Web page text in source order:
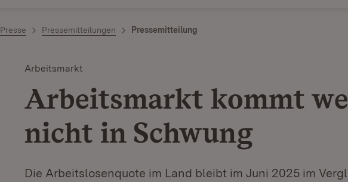
Presse Pressemitteilungen Pressemitteilung
Arbeitsmarkt
Arbeitsmarkt kommt
nicht in Schwung
Die Arbeitslosenquote im Land bleibt im Juni 2025 im